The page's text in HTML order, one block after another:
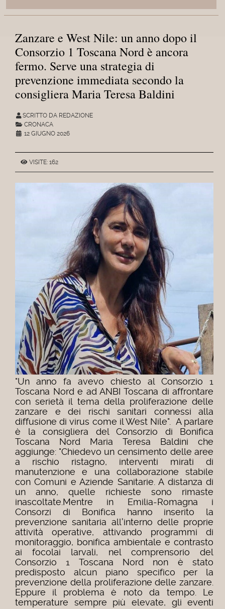
Zanzare e West Nile: un anno dopo il
Consorzio 1 Toscana Nord è ancora
fermo. Serve una strategia di
prevenzione immediata secondo la
consigliera Maria Teresa Baldini
SCRITTO DA REDAZIONE
CRONACA
12 GIUGNO 2026
VISITE: 162
"Un anno fa avevo chiesto al Consorzio 1
Toscana Nord e ad ANBI Toscana di affrontare
con serietà il tema della proliferazione delle
zanzare e dei rischi sanitari connessi alla
diffusione di virus come il West Nile". A parlare
è la consigliera del Consorzio di Bonifica
Toscana Nord Maria Teresa Baldini che
aggiunge: "Chiedevo un censimento delle aree
a rischio ristagno, interventi mirati di
manutenzione e una collaborazione stabile
con Comuni e Aziende Sanitarie.A distanza di
un anno, quelle richieste sono rimaste
inascoltate. Mentre in Emilia-Romagna i
Consorzi di Bonifica hanno inserito la
prevenzione sanitaria all'interno delle proprie
attività operative, attivando programmi di
monitoraggio, bonifica ambientale e contrasto
ai focolai larvali, nel comprensorio del
Consorzio 1 Toscana Nord non è stato
predisposto alcun piano specifico per la
prevenzione della proliferazione delle zanzare.
Eppure il problema è noto da tempo. Le
temperature sempre più elevate, gli eventi